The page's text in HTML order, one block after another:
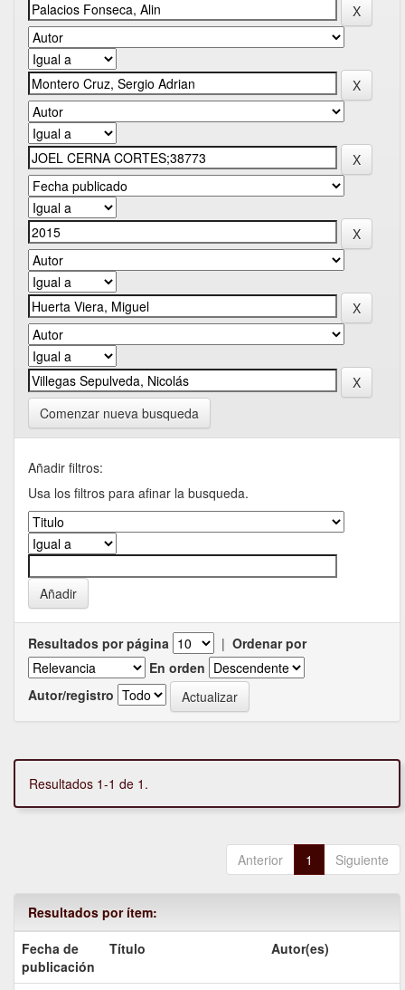
Comenzar nueva busqueda
Añadir filtros:
Usa los filtros para afinar la busqueda.
Resultados por página | Ordenar por
En orden
Autor/registro
Resultados 1-1 de 1.
Anterior 1 Siguiente
Resultados por ítem:
Fecha de
publicación
Título Autor(es)